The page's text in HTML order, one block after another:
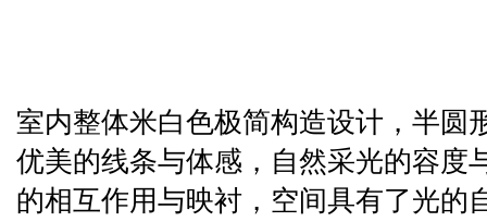
室内整体米白色极简构造设计，半圆
优美的线条与体感，自然采光的容度
的相互作用与映衬，空间具有了光的